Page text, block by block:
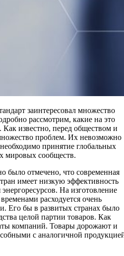
заинтересовал множество
рассмотрим, какие на это
известно, перед обществом и
проблем. Их невозможно
принятие глобальных
мировых сообществ.
было отмечено, что современная
имеет низкую эффективность
На изготовление
расходуется очень
Его бы в развитых странах было
целой партии товаров. Как
компаний. Товары дорожают и
с аналогичной